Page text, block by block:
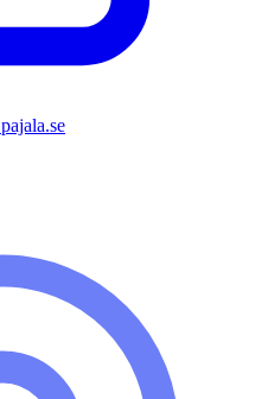
pajala.se